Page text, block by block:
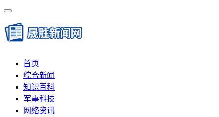
首页
综合新闻
知识百科
军事科技
网络资讯